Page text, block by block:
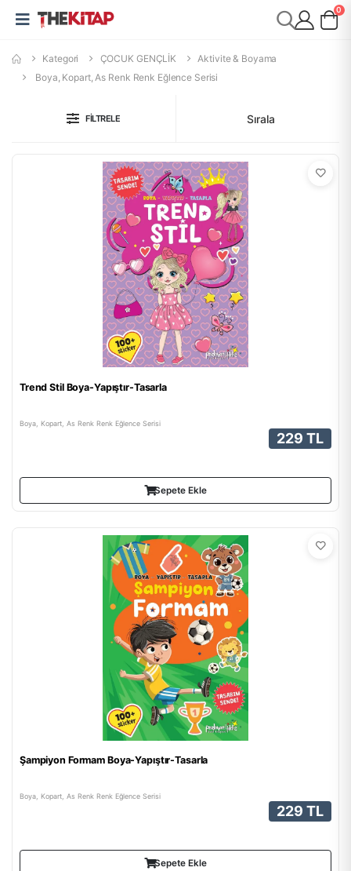
0
Kategori ÇOCUK GENÇLİK
Aktivite & Boyama
Boya, Kopart, As Renk Renk Eğlence Serisi
FILTRELE Sırala
Trend Stil Boya-Yapıştır-Tasarla
Boya, Kopart, As Renk Renk Eğlence Serisi
229 TL
Sepete Ekle
Şampiyon Formam Boya-Yapıştır-Tasarla
Boya, Kopart, As Renk Renk Eğlence Serisi
229 TL
Sepete Ekle